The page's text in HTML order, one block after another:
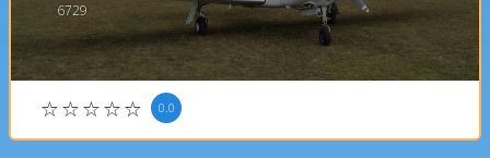
6729
0.0